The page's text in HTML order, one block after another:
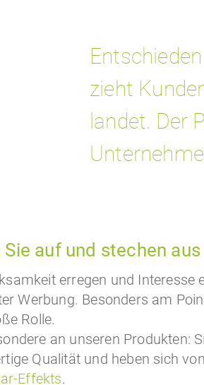
zieht
landet. Der
Sie auf und stechen
erregen und Interesse
Werbung. Besonders am
Rolle.
an unseren Produkten:
Qualität und heben sich
Effekts.